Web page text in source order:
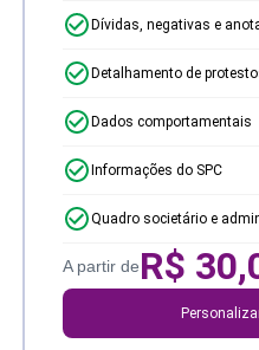
Dívidas, negativas e
Detalhamento de
Dados comportamentais
Informações do SPC
Quadro societário e
A partir deR$